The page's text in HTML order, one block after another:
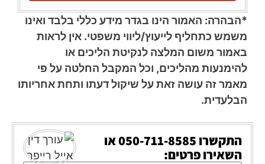
*הבהרה: האמור הינו בגדר מידע כללי בלבד ואינו
משמש כתחליף לייעוץ/ליווי משפטי. אין לראות
באמור משום המלצה לנקיטת הליכים או
להימנעות מהליכים, וכל המקבל החלטה על פי
מאמר זה עושה זאת על שיקול דעתו ותחת אחריותו
הבלעדית.
התקשרו 050-711-8585או
השאירו פרטים: